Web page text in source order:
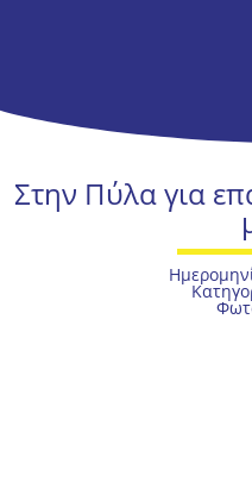
Στην Πύλα για